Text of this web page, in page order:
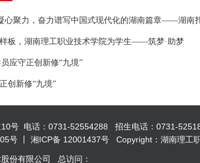
心聚力，奋力谱写中国式现代化的湖南篇章——湖南
板，湖南理工职业技术学院为学生——筑梦·助梦
应守正创新修“九境”
创新修“九境”
10号 电话：0731-52554288 招生电话：0731-
号 丨 湘ICP备 12001437号 Copyright：湖南理工
份有限公司 总访问：